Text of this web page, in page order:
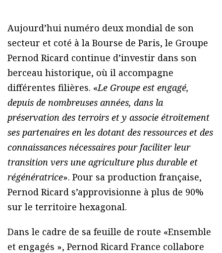
Aujourd’hui numéro deux mondial de son
secteur et coté à la Bourse de Paris, le Groupe
Pernod Ricard continue d’investir dans son
berceau historique, où il accompagne
différentes filières. «Le Groupe est engagé,
depuis de nombreuses années, dans la
préservation des terroirs et y associe étroitement
ses partenaires en les dotant des ressources et des
connaissances nécessaires pour faciliter leur
transition vers une agriculture plus durable et
régénératrice». Pour sa production française,
Pernod Ricard s’approvisionne à plus de 90%
sur le territoire hexagonal.
Dans le cadre de sa feuille de route «Ensemble
et engagés », Pernod Ricard France collabore